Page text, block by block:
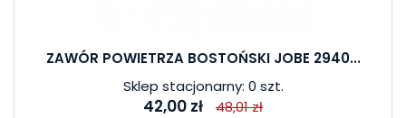
ZAWÓR POWIETRZA BOSTOŃSKI JOBE 2940...
Sklep stacjonarny: 0 szt.
42,00 zł 48,01 zł